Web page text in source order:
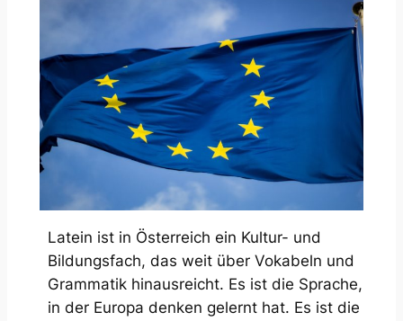
Latein ist in Österreich ein Kultur- und
Bildungsfach, das weit über Vokabeln und
Grammatik hinausreicht. Es ist die Sprache,
in der Europa denken gelernt hat. Es ist die